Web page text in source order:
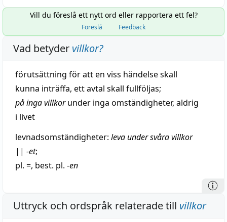
Vill du föreslå ett nytt ord eller rapportera ett fel?
Föreslå Feedback
Vad betyder villkor?
förutsättning för att en viss händelseskall
kunna inträffa, ettavtal skall fullföljas;
på inga villkorunder inga omständigheter, aldrig
i livet
levnadsomständigheter: levaunder svåra villkor
|| -et;
pl. =, best. pl. -en
Uttryck och ordspråk relaterade till villkor